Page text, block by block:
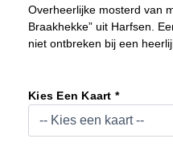
Overheerlijke mosterd van
Braakhekke” uit Harfsen.
niet ontbreken bij een
Kies Een Kaart *
Fijn
45
Gram
Aantal